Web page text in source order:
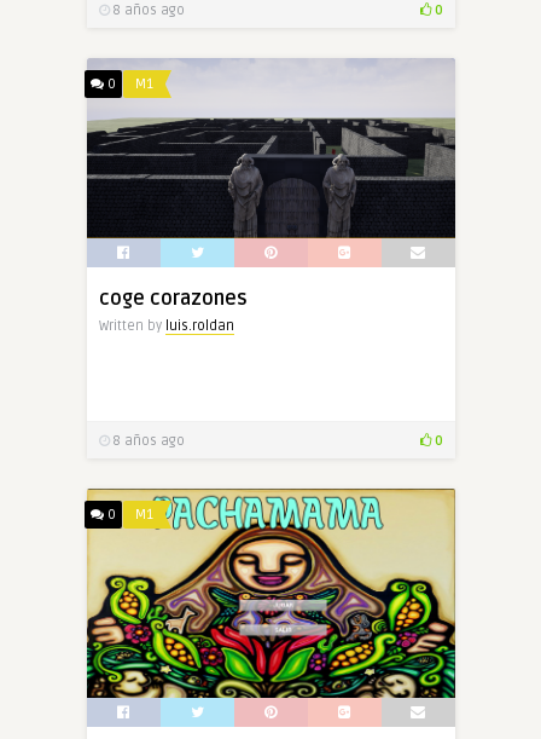
8 años ago 0
0 M1
coge corazones
Written by luis.roldan
8 años ago 0
0 M1